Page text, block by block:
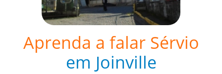
Aprenda a falar Sérvio
em Joinville